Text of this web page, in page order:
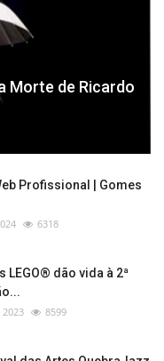
Morte de Ricardo
Profissional | Gomes
6318
LEGO® dão vida à 2ª
2023 8599